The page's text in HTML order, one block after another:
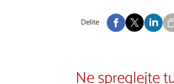
Delite
Ne spreglejte